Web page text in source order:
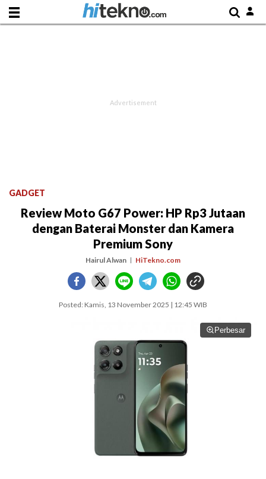
GADGET
Review Moto G67 Power: HP Rp3 Jutaan
dengan Baterai Monster dan Kamera
Premium Sony
Hairul Alwan HiTekno.com
Posted: Kamis, 13 November 2025 | 12:45 WIB
Perbesar